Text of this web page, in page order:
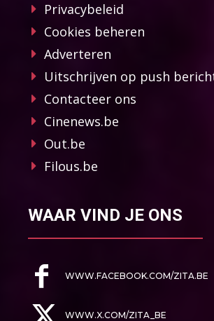
Privacybeleid
Cookies beheren
Adverteren
Uitschrijven op push
Contacteer ons
Cinenews.be
Out.be
Filous.be
WAAR VIND JE ONS
WWW.FACEBOOK.COM/ZITA.BE
WWW.X.COM/ZITA_BE